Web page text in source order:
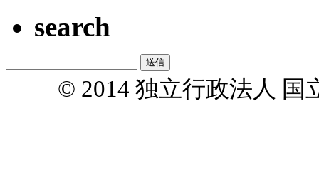
search
© 2014 独立行政法人 国